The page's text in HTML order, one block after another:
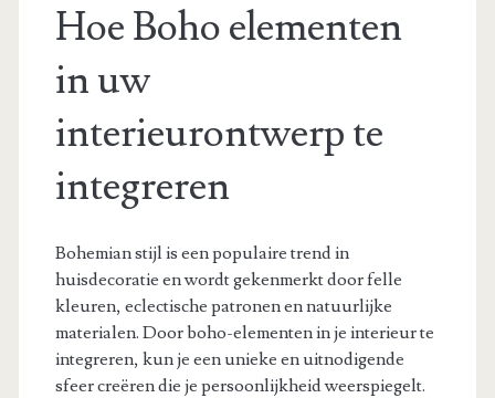
Hoe Boho elementen
in uw
interieurontwerp te
integreren
Bohemian stijl is een populaire trend in
huisdecoratie en wordt gekenmerkt door felle
kleuren, eclectische patronen en natuurlijke
materialen. Door boho-elementen in je interieur te
integreren, kun je een unieke en uitnodigende
sfeer creëren die je persoonlijkheid weerspiegelt.